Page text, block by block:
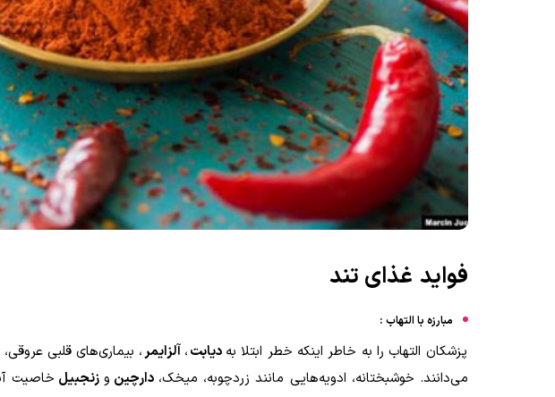
فواید غذای تند
مبارزه با التهاب :
پزشکان التهاب را به خاطر اینکه خطر ابتلا به دیابت، آلزایمر، بیماری‌های قلبی
می‌دانند. خوشبختانه، ادویه‌هایی مانند زردچوبه، میخک، دارچین و زنجبیل خاصیت